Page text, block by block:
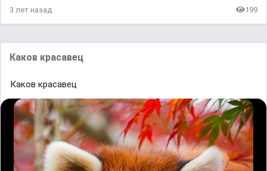
3 лет назад 199
Каков красавец
Каков красавец